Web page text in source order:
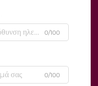
0/100
0/100